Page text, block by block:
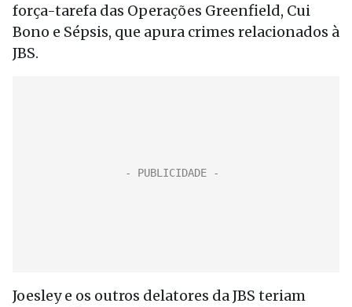
força-tarefa das Operações Greenfield, Cui
Bono e Sépsis, que apura crimes relacionados à
JBS.
Joesley e os outros delatores da JBS teriam